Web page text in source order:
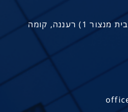
רח' הנופר 2 (בית מנצור 1) רעננה, קומה